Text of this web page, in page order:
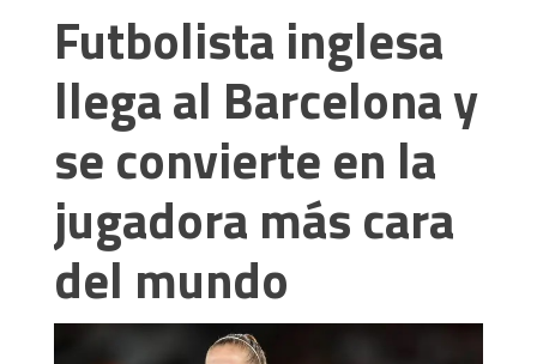
Futbolista inglesa
llega al Barcelona y
se convierte en la
jugadora más cara
del mundo